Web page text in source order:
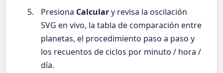
Presiona Calculary revisa la oscilación
SVG en vivo, la tabla de comparación entre
planetas, el procedimiento paso a paso y
los recuentos de ciclos por minuto / hora /
día.